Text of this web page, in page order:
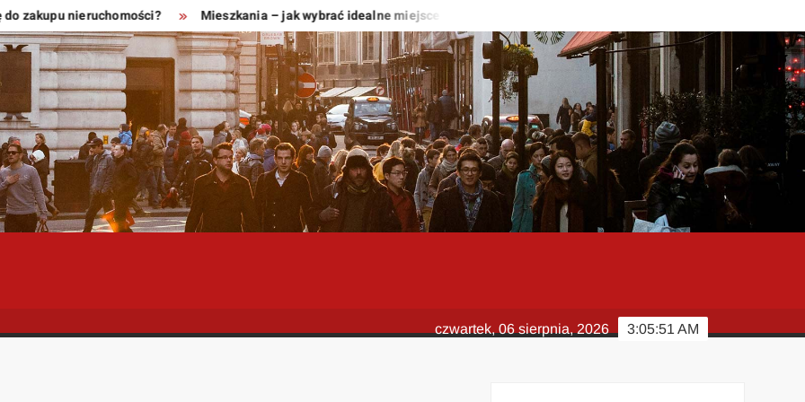
nieruchomości? Mieszkania – jak wybrać idealne miejsce do życia?
3:05:51 AM
czwartek, 06 sierpnia, 2026